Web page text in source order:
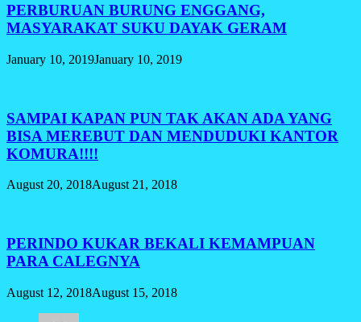
PERBURUAN BURUNG ENGGANG,
MASYARAKAT SUKU DAYAK GERAM
January 10, 2019January 10, 2019
SAMPAI KAPAN PUN TAK AKAN ADA YANG
BISA MEREBUT DAN MENDUDUKI KANTOR
KOMURA!!!!
August 20, 2018August 21, 2018
PERINDO KUKAR BEKALI KEMAMPUAN
PARA CALEGNYA
August 12, 2018August 15, 2018